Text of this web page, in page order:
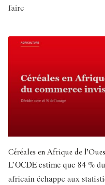
faire
Céréales en Afrique de
L’OCDE estime que 84 %
africain échappe aux